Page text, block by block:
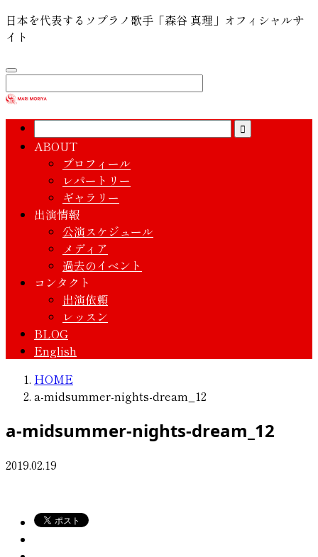
日本を代表するソプラノ歌手「森谷 真理」オフィシャルサ
イト
ABOUT
プロフィール
レパートリー
ギャラリー
出演情報
公演スケジュール
メディア
過去のイベント
コンタクト
出演依頼
レッスン
BLOG
English
HOME
a-midsummer-nights-dream_12
a-midsummer-nights-dream_12
2019.02.19